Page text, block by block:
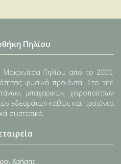
Πηλίου
Πηλίου από το 2000,
φυσικά προϊόντα. Στο site
μπαχαρικών, χειροποίητων
εδεσμάτων καθώς και προϊόντα
συστατικά.
Χρήσης